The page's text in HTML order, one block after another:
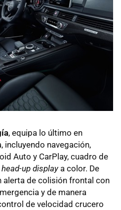
, equipa lo último en
incluyendo navegación,
Auto y CarPlay, cuadro de
head-up displaya color. De
alerta de colisión frontal con
y de manera
de velocidad crucero